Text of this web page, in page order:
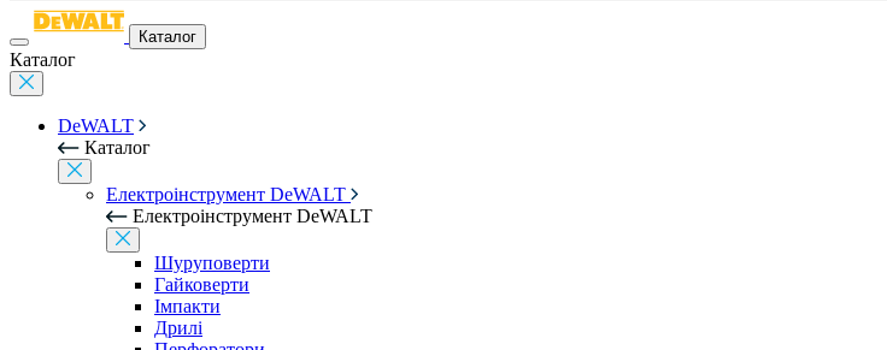
Каталог
Каталог
DeWALT
Каталог
Електроінструмент DeWALT
Електроінструмент DeWALT
Шуруповерти
Гайковерти
Імпакти
Дрилі